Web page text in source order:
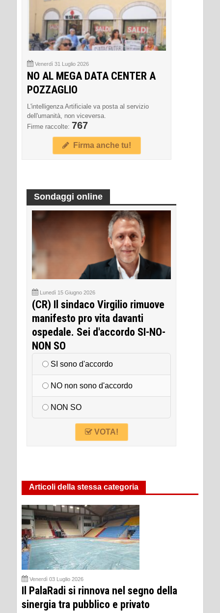
Venerdì 31 Luglio 2026
NO AL MEGA DATA CENTER A
POZZAGLIO
L'intelligenza Artificiale va posta al servizio
dell'umanità, non viceversa.
Firme raccolte: 767
Firma anche tu!
Sondaggi online
Lunedì 15 Giugno 2026
(CR) Il sindaco Virgilio rimuove
manifesto pro vita davanti
ospedale. Sei d'accordo SI-NO-
NON SO
SI sono d'accordo
NO non sono d'accordo
NON SO
VOTA!
Articoli della stessa categoria
Venerdì 03 Luglio 2026
Il PalaRadi si rinnova nel segno della
sinergia tra pubblico e privato